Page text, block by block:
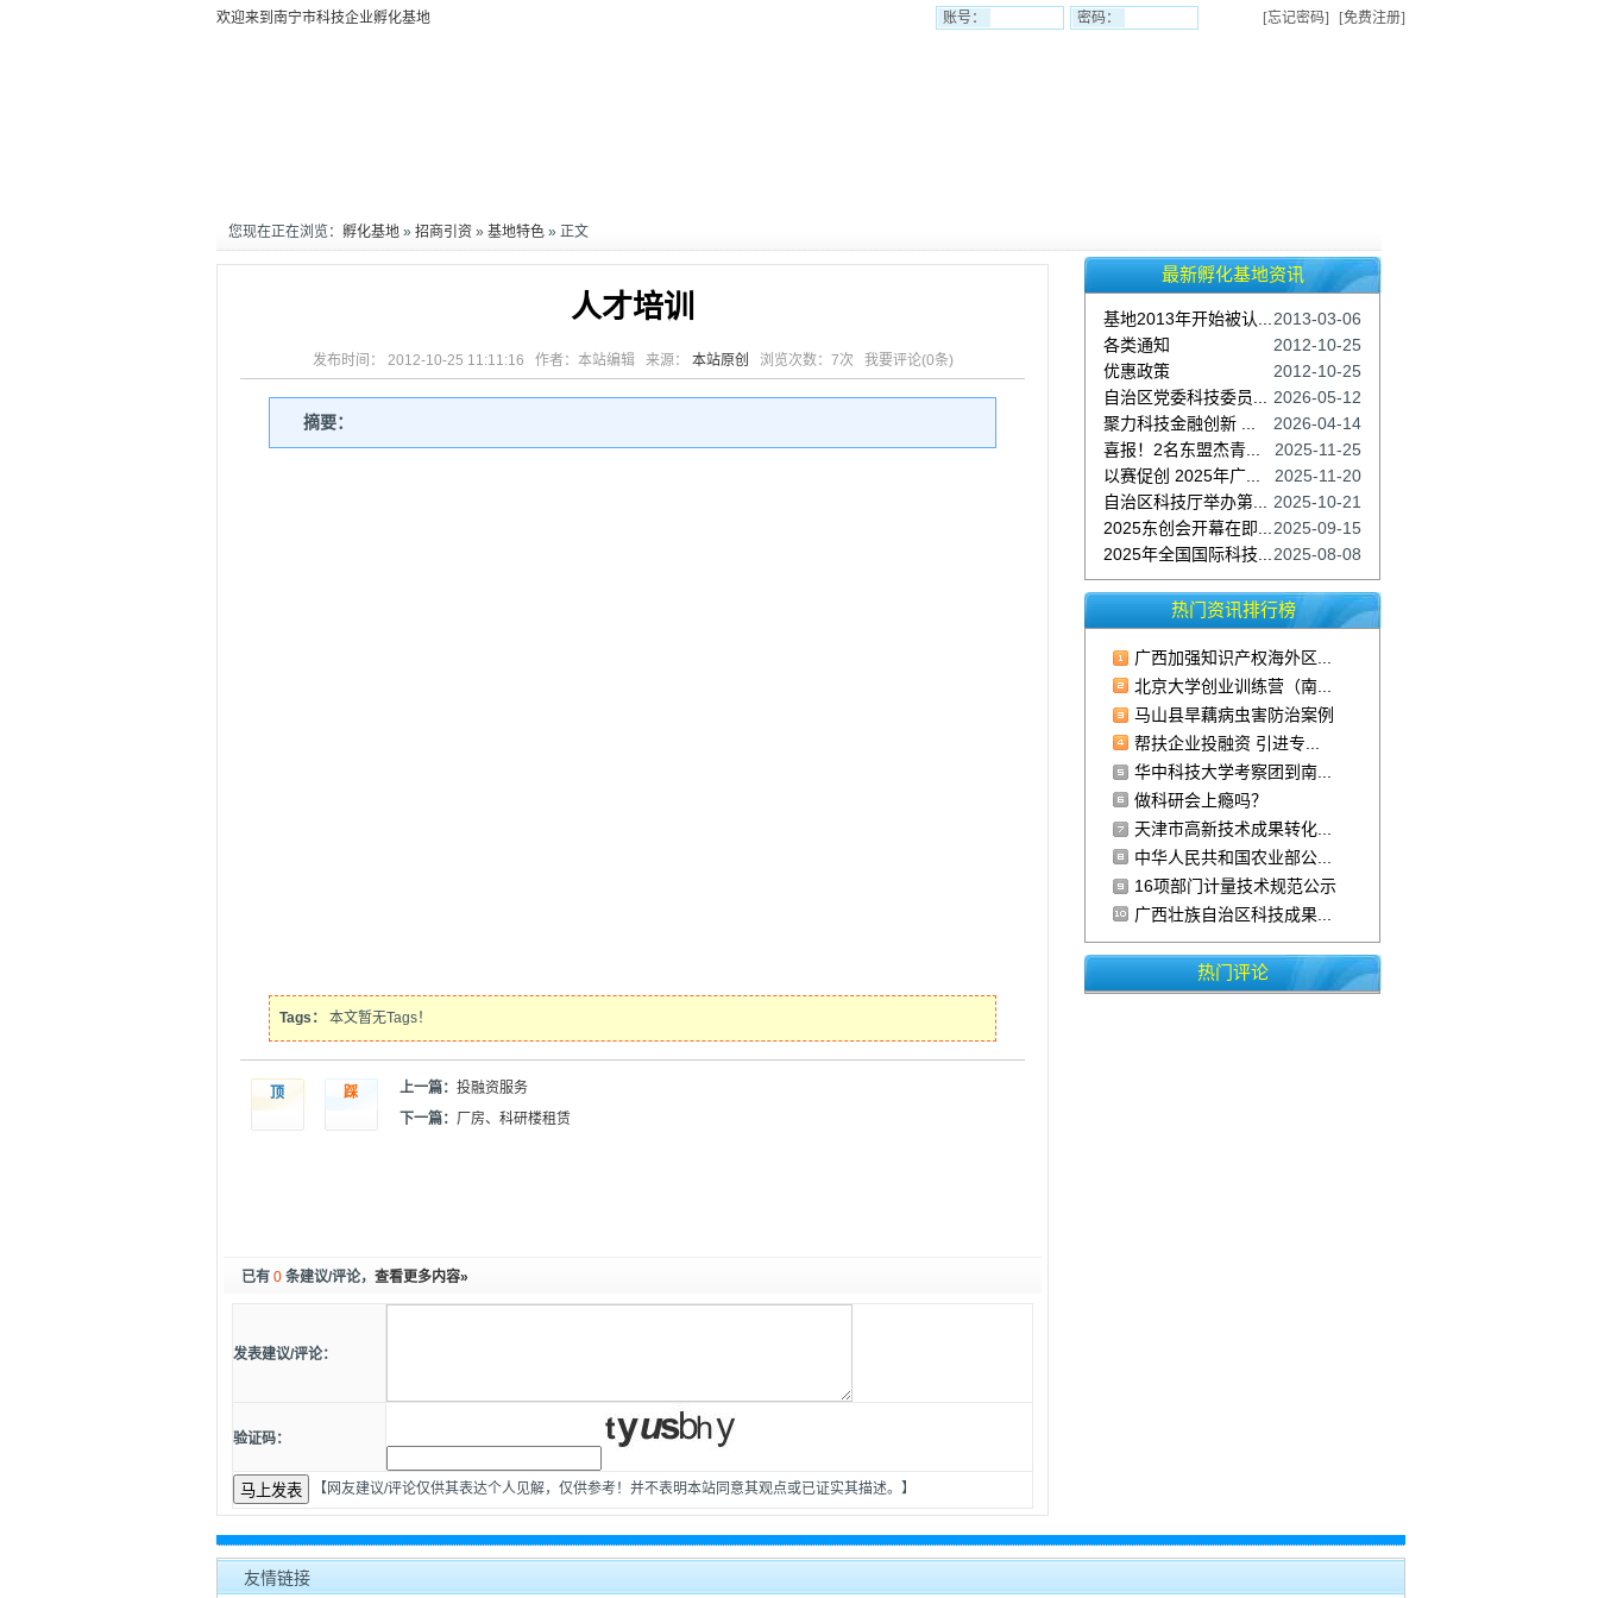
欢迎来到南宁市科技企业孵化基地 账号： 密码： [忘记密码] [免费注册]
您现在正在浏览： 孵化基地 » 招商引资 » 基地特色 » 正文
人才培训
发布时间： 2012-10-25 11:11:16 作者：本站编辑 来源： 本站原创 浏览次数： 7次 我要评论(0条)
摘要：
Tags： 本文暂无Tags！
顶 踩 上一篇： 投融资服务
下一篇： 厂房、科研楼租赁
已有 0 条建议/评论， 查看更多内容»
发表建议/评论：
验证码：
【网友建议/评论仅供其表达个人见解，仅供参考！并不表明本站同意其观点或已证实其描述。】
最新孵化基地资讯
2013-03-06
基地2013年开始被认...
2012-10-25
各类通知
2012-10-25
优惠政策
2026-05-12
自治区党委科技委员...
2026-04-14
聚力科技金融创新 ...
2025-11-25
喜报！2名东盟杰青...
2025-11-20
以赛促创 2025年广...
2025-10-21
自治区科技厅举办第...
2025-09-15
2025东创会开幕在即...
2025-08-08
2025年全国国际科技...
热门资讯排行榜
广西加强知识产权海外区...
北京大学创业训练营（南...
马山县旱藕病虫害防治案例
帮扶企业投融资 引进专...
华中科技大学考察团到南...
做科研会上瘾吗？
天津市高新技术成果转化...
中华人民共和国农业部公...
16项部门计量技术规范公示
广西壮族自治区科技成果...
热门评论
友情链接